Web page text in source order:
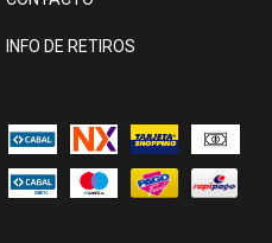
INFO DE RETIROS